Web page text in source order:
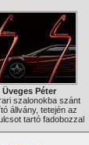
Üveges Péter
szalonokba szánt
állvány, tetején az
tartó fadobozzal